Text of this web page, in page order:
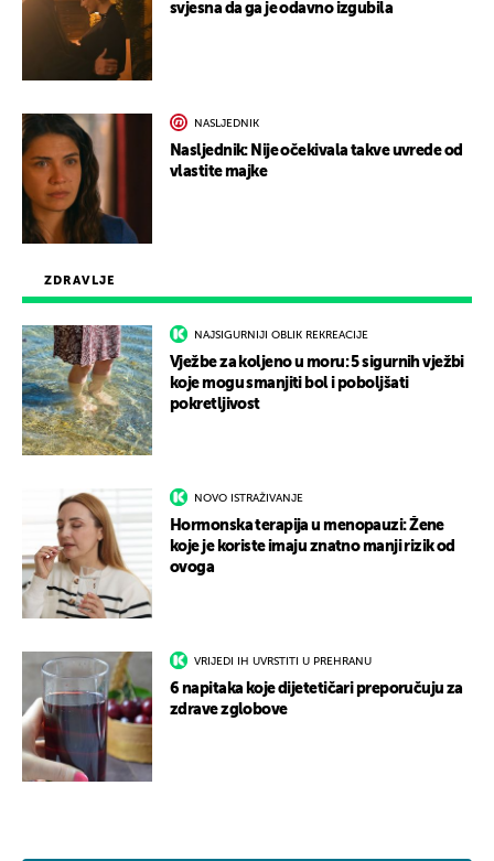
ZDRAVLJE
NAJSIGURNIJI OBLIK REKREACIJE
Vježbe za koljeno u moru: 5 sigurnih vježbi
koje mogu smanjiti bol i poboljšati
pokretljivost
NOVO ISTRAŽIVANJE
Hormonska terapija u menopauzi: Žene
koje je koriste imaju znatno manji rizik od
ovoga
VRIJEDI IH UVRSTITI U PREHRANU
6 napitaka koje dijetetičari preporučuju za
zdrave zglobove
svjesna da ga je odavno izgubila
NASLJEDNIK
Nasljednik: Nije očekivala takve uvrede od
vlastite majke